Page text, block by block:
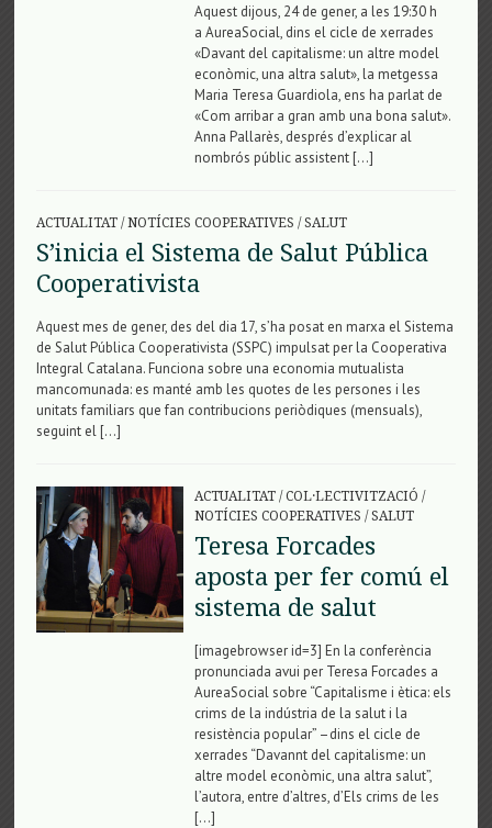
Aquest dijous, 24 de gener, a les 19:30 h
a AureaSocial, dins el cicle de xerrades
«Davant del capitalisme: un altre model
econòmic, una altra salut», la metgessa
Maria Teresa Guardiola, ens ha parlat de
«Com arribar a gran amb una bona salut».
Anna Pallarès, després d’explicar al
nombrós públic assistent […]
ACTUALITAT /NOTÍCIES COOPERATIVES /SALUT
S’inicia el Sistema de Salut Pública
Cooperativista
Aquest mes de gener, des del dia 17, s’ha posat en marxa el Sistema
de Salut Pública Cooperativista (SSPC) impulsat per la Cooperativa
Integral Catalana. Funciona sobre una economia mutualista
mancomunada: es manté amb les quotes de les persones i les
unitats familiars que fan contribucions periòdiques (mensuals),
seguint el […]
ACTUALITAT/COL·LECTIVITZACIÓ /
NOTÍCIES COOPERATIVES /SALUT
Teresa Forcades
aposta per fer comú el
sistema de salut
[imagebrowser id=3] En la conferència
pronunciada avui per Teresa Forcades a
AureaSocial sobre “Capitalisme i ètica: els
crims de la indústria de la salut i la
resistència popular” –dins el cicle de
xerrades “Davannt del capitalisme: un
altre model econòmic, una altra salut”,
l’autora, entre d’altres, d’Els crims de les
[…]